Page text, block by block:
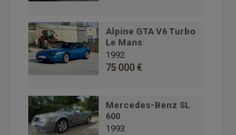
Alpine GTA V6 Turbo
Le Mans
1992
75 000 €
Mercedes-Benz SL
600
1993